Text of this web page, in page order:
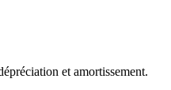
et amortissement.